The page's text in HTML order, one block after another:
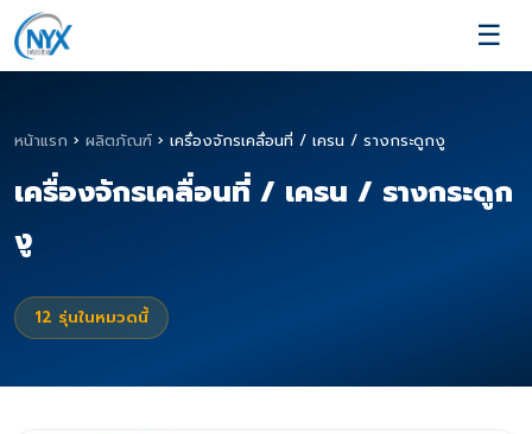
☰
หน้าแรก › ผลิตภัณฑ์ › เครื่องจักรเคลื่อนที่ / เครน / รางกระดูกงู
เครื่องจักรเคลื่อนที่ / เครน / รางกระดูก
งู
12 รุ่นในหมวดนี้